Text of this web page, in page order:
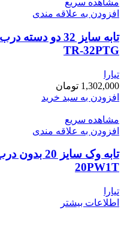
مشاهده سریع
افزودن به علاقه مندی
تابه سایز 32 دو
TR-32PTG
تیارا
1,302,000 تومان
افزودن به سبد خرید
مشاهده سریع
افزودن به علاقه مندی
20PW1T
تیارا
اطلاعات بیشتر